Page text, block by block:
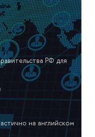
РФ для
на английском